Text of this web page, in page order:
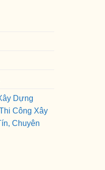
Dựng
Công Xây
Chuyên